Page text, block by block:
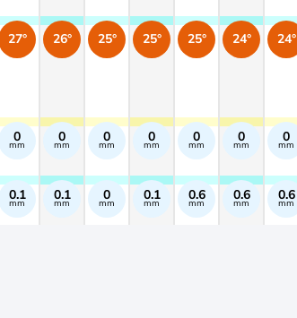
27°
0
mm
0.1
mm
26°
0
mm
0.1
mm
25°
0
mm
0
mm
25°
0
mm
0.1
mm
25°
0
mm
0.6
mm
24°
0
mm
0.6
mm
24°
0
mm
0.6
mm